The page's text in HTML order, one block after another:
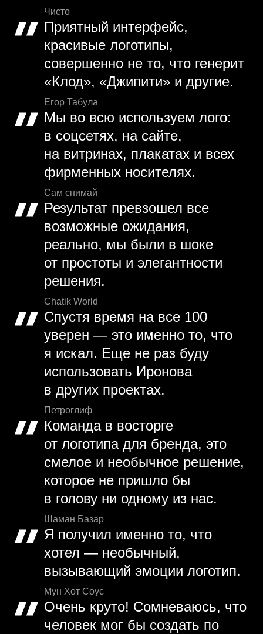
Чисто
Приятный интерфейс,
красивые логотипы,
совершенно не то, что генерит
«Клод», «Джипити» и другие.
Егор Табула
Мы во всю используем лого:
в соцсетях, на сайте,
на витринах, плакатах и всех
фирменных носителях.
Сам снимай
Результат превзошел все
возможные ожидания,
реально, мы были в шоке
от простоты и элегантности
решения.
Chatik World
Спустя время на все 100
уверен — это именно то, что
я искал. Еще не раз буду
использовать Иронова
в других проектах.
Петроглиф
Команда в восторге
от логотипа для бренда, это
смелое и необычное решение,
которое не пришло бы
в голову ни одному из нас.
Шаман Базар
Я получил именно то, что
хотел — необычный,
вызывающий эмоции логотип.
Мун Хот Соус
Очень круто! Сомневаюсь, что
человек мог бы создать по